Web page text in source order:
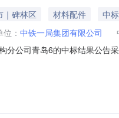
｜碑林区 材料配件
中
： 中铁一局集团有限公司
分公司青岛6的中标结果公告